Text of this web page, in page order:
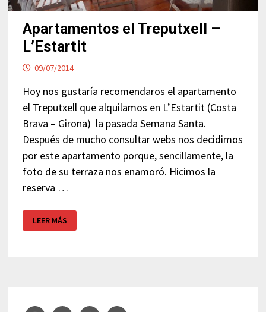
Apartamentos el Treputxell –
L’Estartit
09/07/2014
Hoy nos gustaría recomendaros el apartamento
el Treputxell que alquilamos en L’Estartit (Costa
Brava – Girona) la pasada Semana Santa.
Después de mucho consultar webs nos decidimos
por este apartamento porque, sencillamente, la
foto de su terraza nos enamoró. Hicimos la
reserva …
APARTAMENTOS
EL
TREPUTXELL
LEER MÁS